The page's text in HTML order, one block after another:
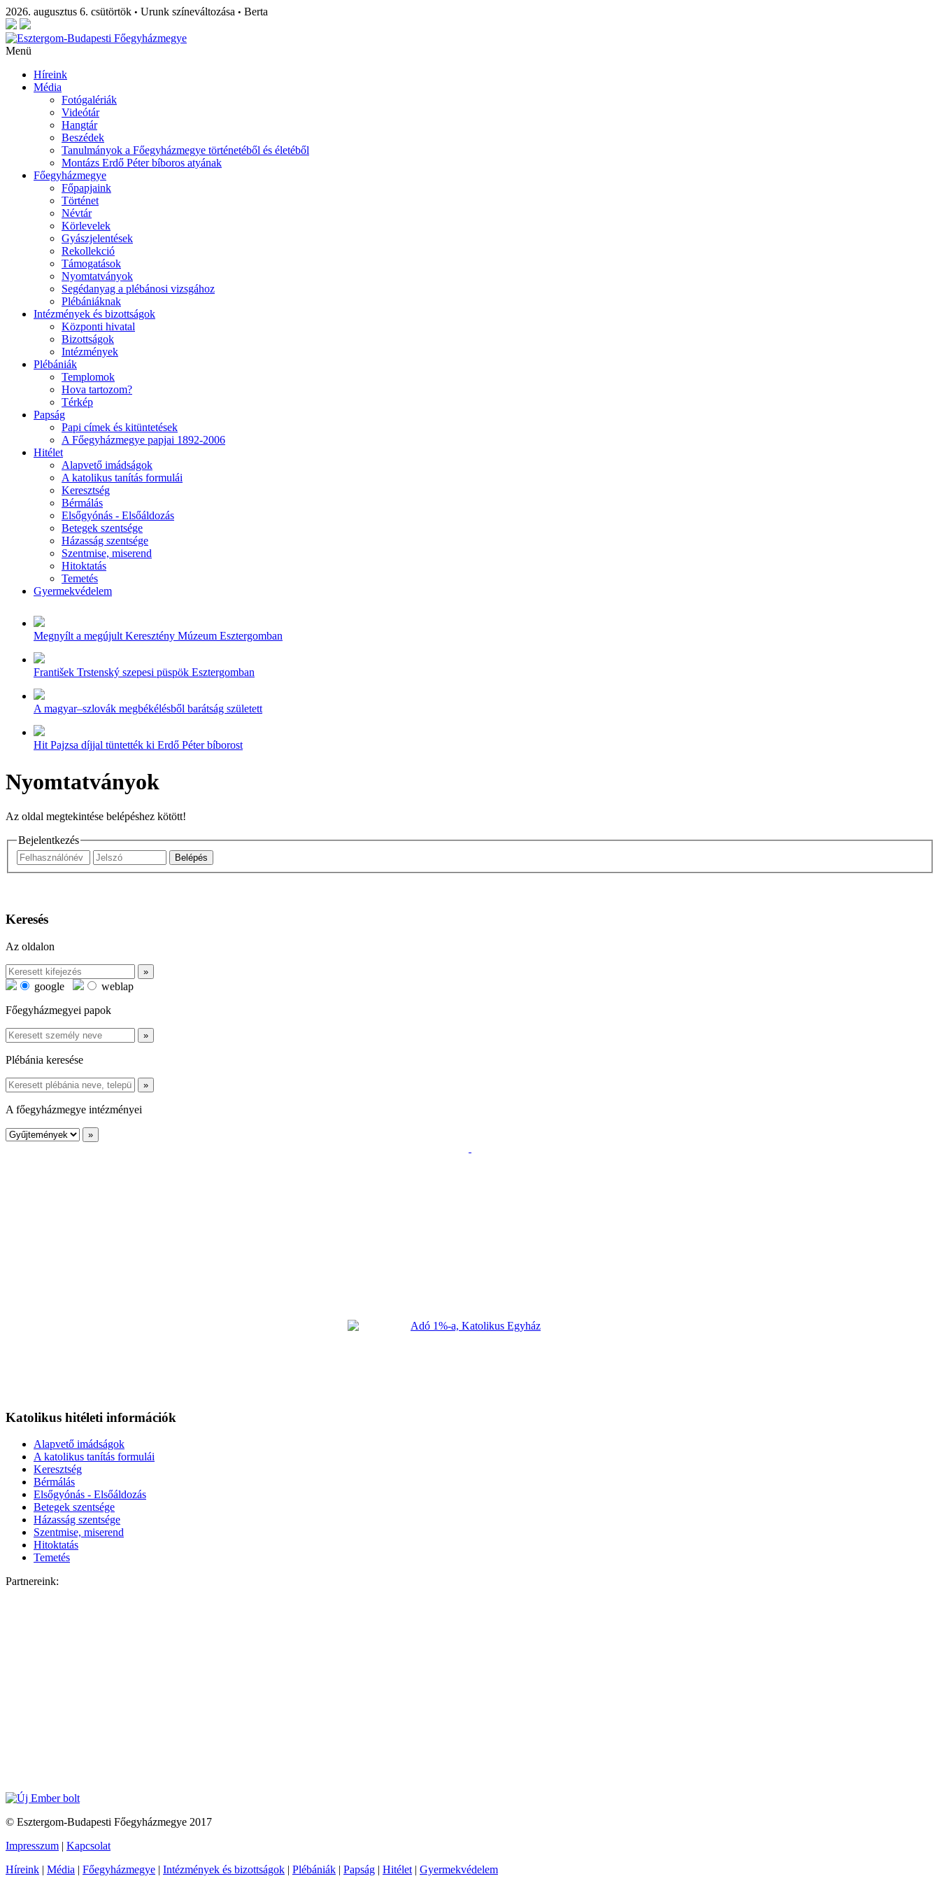
2026. augusztus 6. csütörtök • Urunk színeváltozása • Berta
Menü
Híreink
Média
Fotógalériák
Videótár
Hangtár
Beszédek
Tanulmányok a Főegyházmegye történetéből és életéből
Montázs Erdő Péter bíboros atyának
Főegyházmegye
Főpapjaink
Történet
Névtár
Körlevelek
Gyászjelentések
Rekollekció
Támogatások
Nyomtatványok
Segédanyag a plébánosi vizsgához
Plébániáknak
Intézmények és bizottságok
Központi hivatal
Bizottságok
Intézmények
Plébániák
Templomok
Hova tartozom?
Térkép
Papság
Papi címek és kitüntetések
A Főegyházmegye papjai 1892-2006
Hitélet
Alapvető imádságok
A katolikus tanítás formulái
Keresztség
Bérmálás
Elsőgyónás - Elsőáldozás
Betegek szentsége
Házasság szentsége
Szentmise, miserend
Hitoktatás
Temetés
Gyermekvédelem
Megnyílt a megújult Keresztény Múzeum Esztergomban
František Trstenský szepesi püspök Esztergomban
A magyar–szlovák megbékélésből barátság született
Hit Pajzsa díjjal tüntették ki Erdő Péter bíborost
Nyomtatványok
Az oldal megtekintése belépéshez kötött!
Bejelentkezés
Keresés
Az oldalon
google
weblap
Főegyházmegyei papok
Plébánia keresése
A főegyházmegye intézményei
Katolikus hitéleti információk
Alapvető imádságok
A katolikus tanítás formulái
Keresztség
Bérmálás
Elsőgyónás - Elsőáldozás
Betegek szentsége
Házasság szentsége
Szentmise, miserend
Hitoktatás
Temetés
Partnereink:
© Esztergom-Budapesti Főegyházmegye 2017
Impresszum | Kapcsolat
Híreink | Média | Főegyházmegye | Intézmények és bizottságok | Plébániák | Papság | Hitélet | Gyermekvédelem